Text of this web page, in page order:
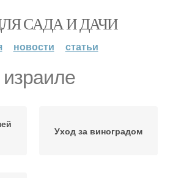
САДА И ДАЧИ
новости статьи
Уход за виноградом